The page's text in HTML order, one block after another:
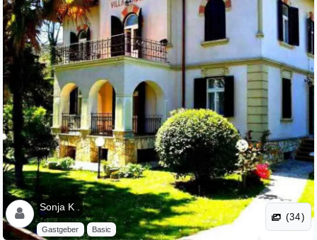
Sonja K .
Gastgeber Basic
(34)